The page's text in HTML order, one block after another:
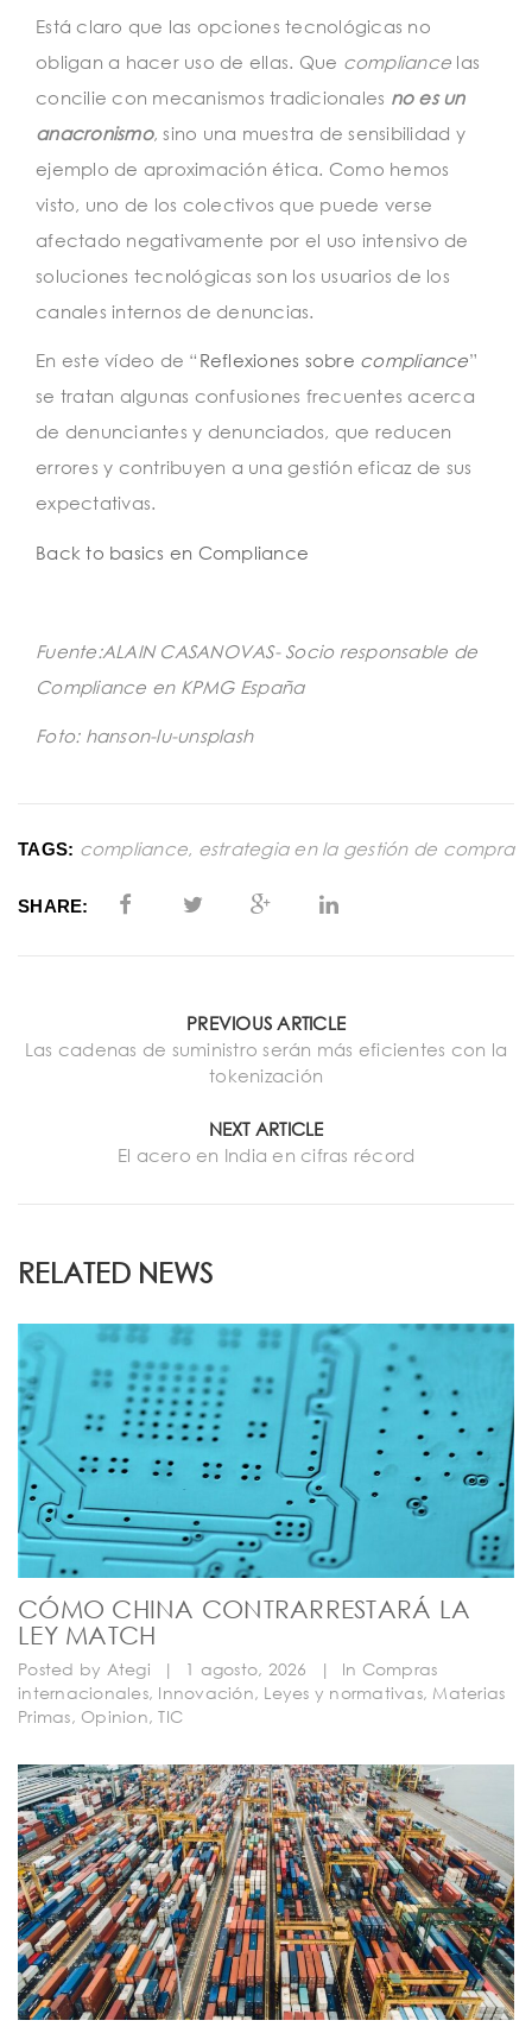
Está claro que las opciones tecnológicas no
obligan a hacer uso de ellas. Que compliance las
concilie con mecanismos tradicionales no es un
anacronismo, sino una muestra de sensibilidad y
ejemplo de aproximación ética. Como hemos
visto, uno de los colectivos que puede verse
afectado negativamente por el uso intensivo de
soluciones tecnológicas son los usuarios de los
canales internos de denuncias.
En este vídeo de “ Reflexiones sobre compliance”
se tratan algunas confusiones frecuentes acerca
de denunciantes y denunciados, que reducen
errores y contribuyen a una gestión eficaz de sus
expectativas.
Back to basics en Compliance
Fuente:ALAIN CASANOVAS- Socio responsable de
Compliance en KPMG España
Foto: hanson-lu-unsplash
TAGS: compliance, estrategia en la gestión de compra
SHARE:
PREVIOUS ARTICLE
Las cadenas de suministro serán más eficientes con la
tokenización
NEXT ARTICLE
El acero en India en cifras récord
RELATED NEWS
CÓMO CHINA CONTRARRESTARÁ LA
LEY MATCH
Posted by Ategi | 1 agosto, 2026 | In Compras
internacionales, Innovación, Leyes y normativas, Materias
Primas, Opinion,TIC